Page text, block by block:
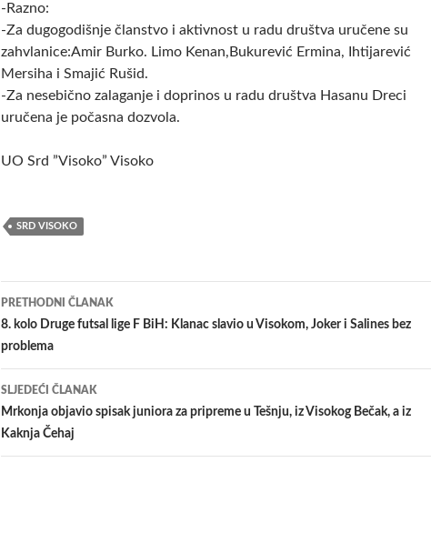
-Razno:
-Za dugogodišnje članstvo i aktivnost u radu društva uručene su
zahvlanice:Amir Burko. Limo Kenan,Bukurević Ermina, Ihtijarević
Mersiha i Smajić Rušid.
-Za nesebično zalaganje i doprinos u radu društva Hasanu Dreci
uručena je počasna dozvola.
UO Srd ”Visoko” Visoko
SRD VISOKO
Navigacija
članaka
PRETHODNI ČLANAK
8. kolo Druge futsal lige F BiH: Klanac slavio u Visokom, Joker i Salines bez
problema
SLJEDEĆI ČLANAK
Mrkonja objavio spisak juniora za pripreme u Tešnju, iz Visokog Bečak, a iz
Kaknja Čehaj